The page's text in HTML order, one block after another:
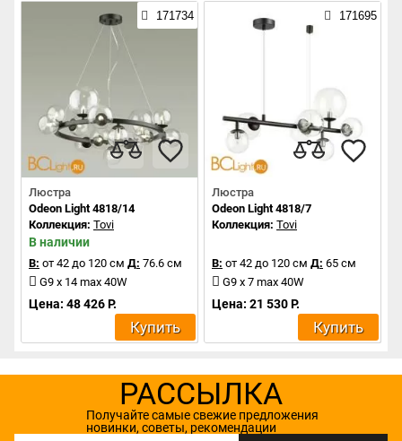
171734
Люстра
Odeon Light 4818/14
Коллекция: Tovi
В наличии
В: от 42 до 120 см Д: 76.6 см
G9 x 14 max 40W
Цена: 48 426 Р.
Купить
171695
Люстра
Odeon Light 4818/7
Коллекция: Tovi
В: от 42 до 120 см Д: 65 см
G9 x 7 max 40W
Цена: 21 530 Р.
Купить
РАССЫЛКА
Получайте самые свежие предложения
новинки, советы, рекомендации